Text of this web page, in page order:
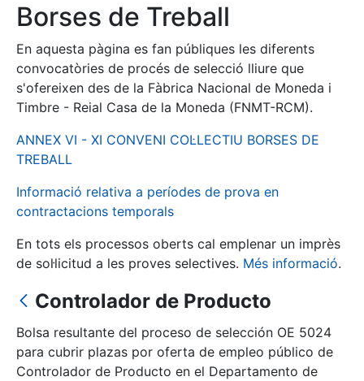
Mostra/Amaga
Mostra/Amaga
Mostra/Amaga
Mostra/Amaga
Borses de Treball
En aquesta pàgina es fan públiques les diferents
convocatòries de procés de selecció lliure que
s'ofereixen des de la Fàbrica Nacional de Moneda i
Timbre - Reial Casa de la Moneda (FNMT-RCM).
ANNEX VI - XI CONVENI COL·LECTIU BORSES DE
TREBALL
Informació relativa a períodes de prova en
contractacions temporals
En tots els processos oberts cal emplenar un imprès
de sol·licitud a les proves selectives. Més informació.
Controlador de Producto
Bolsa resultante del proceso de selección OE 5024
para cubrir plazas por oferta de empleo público de
Controlador de Producto en el Departamento de